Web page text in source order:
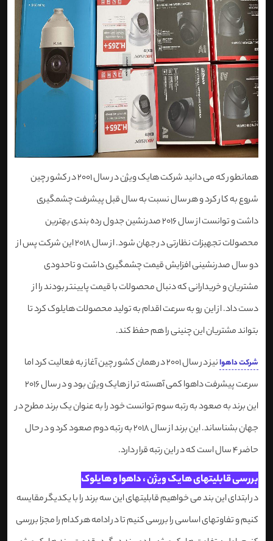
همانطور که می دانید شرکت هایک ویژن در سال 2001 در کشور چین
شروع به کار کرد و هر سال نسبت به سال قبل پیشرفت چشمگیری
داشت و توانست از سال 2016 صدرنشین جدول رده بندی بهترین
محصولات تجهیزات نظارتی در جهان شود. از سال 2018 این شرکت پس از
دو سال صدرنشینی افزایش قیمت چشمگیری داشت و تاحدودی
مشتریان و خریدارانی که دنبال محصولات با قیمت پایینتر بودند را از
دست داد. از این رو به سرعت اقدام به تولید محصولات هایلوک کرد تا
بتواند مشتریان این چنینی را هم حفظ کند.
شرکت داهوا
نیز در سال 2001 در همان کشور چین آغاز به فعالیت کرد اما
سرعت پیشرفت داهوا کمی آهسته تر از هایک ویژن بود و در سال 2016
این برند به صعود به رتبه سوم توانست خود را به عنوان یک برند مطرح در
جهان بشناساند. این برند از سال 2018 به رتبه دوم صعود کرد و در حال
حاضر 4 سال است که در این رتبه قرار دارد.
بررسی قابلیتهای هایک ویژن ، داهوا و هایلوک
در ابتدای این بند می خواهیم قابلیتهای این سه برند را با یکدیگر مقایسه
کنیم و تفاوتهای اساسی را بررسی کنیم تا در ادامه هر کدام را مجزا بررسی